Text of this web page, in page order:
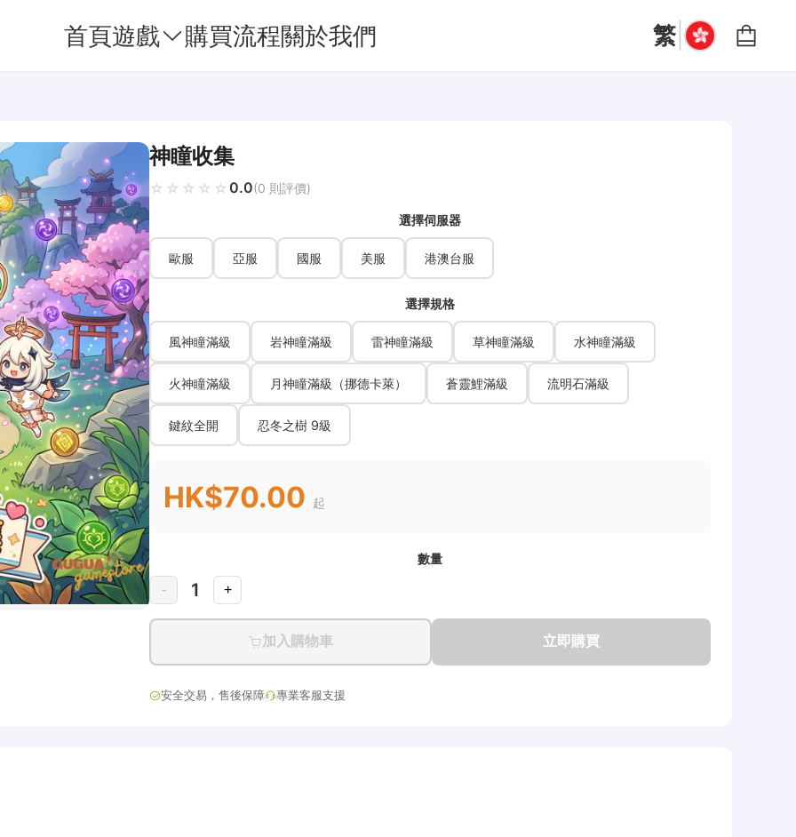
首頁遊戲 購買流程關於我們 繁 |
神瞳收集
☆☆☆☆☆
★★★★★ 0.0(0 則評價)
選擇伺服器
歐服 亞服 國服 美服 港澳台服
選擇規格
風神瞳滿級 岩神瞳滿級 雷神瞳滿級 草神瞳滿級 水神瞳滿級
火神瞳滿級 月神瞳滿級（挪德卡萊） 蒼靈鯉滿級 流明石滿級
鍵紋全開 忍冬之樹 9級
HK$70.00 起
數量
- 1 +
加入購物車 立即購買
安全交易，售後保障 專業客服支援